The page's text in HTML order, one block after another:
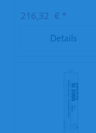
216,32 € *
Details